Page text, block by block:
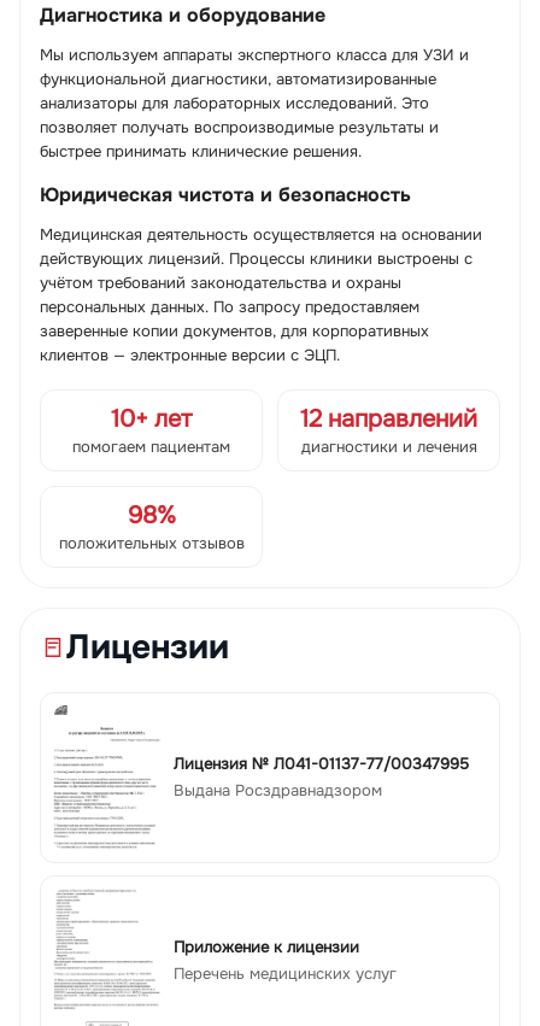
Диагностика и оборудование
Мы используем аппараты экспертного класса для УЗИ и
функциональной диагностики, автоматизированные
анализаторы для лабораторных исследований. Это
позволяет получать воспроизводимые результаты и
быстрее принимать клинические решения.
Юридическая чистота и безопасность
Медицинская деятельность осуществляется на основании
действующих лицензий. Процессы клиники выстроены с
учётом требований законодательства и охраны
персональных данных. По запросу предоставляем
заверенные копии документов, для корпоративных
клиентов — электронные версии с ЭЦП.
10+ лет
помогаем пациентам
12 направлений
диагностики и лечения
98%
положительных отзывов
Лицензии
Лицензия № Л041-01137-77/00347995
Выдана Росздравнадзором
Приложение к лицензии
Перечень медицинских услуг